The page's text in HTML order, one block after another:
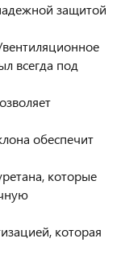
защитой
всегда под
обеспечит
которые
которая